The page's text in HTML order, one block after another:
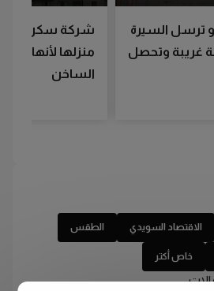
ترسل السيرة
غريبة وتحصل
شركة سكن
منزلها لأنها لم
الساخن
الاقتصاد السويدي الطقس
خاص أكتر